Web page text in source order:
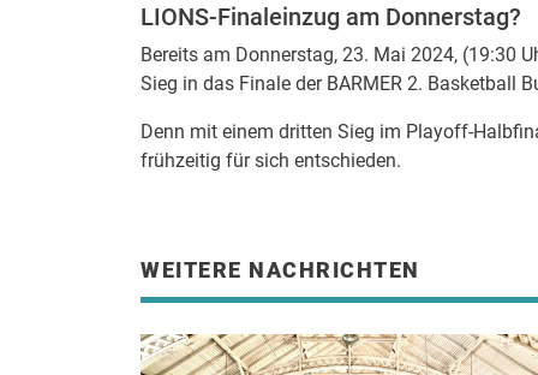
LIONS-Finaleinzug am Donnerstag?
Bereits am Donnerstag, 23. Mai 2024, (19:30
Sieg in das Finale der BARMER 2. Basketball
Denn mit einem dritten Sieg im Playoff-
frühzeitig für sich entschieden.
WEITERE NACHRICHTEN